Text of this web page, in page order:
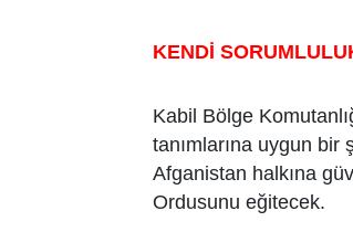
KENDİ
Kabil Bölge
tanımlarına uygun
Afganistan halkına
Ordusunu eğitecek.